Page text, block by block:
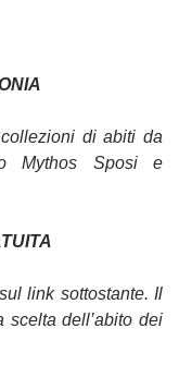
di abiti da
Mythos Sposi e
link sottostante. Il
scelta dell’abito dei